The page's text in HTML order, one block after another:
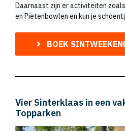
Daarnaast zijn er activiteiten
en Pietenbowlen en kun je
BOEK
Vier Sinterklaas in een
Topparken